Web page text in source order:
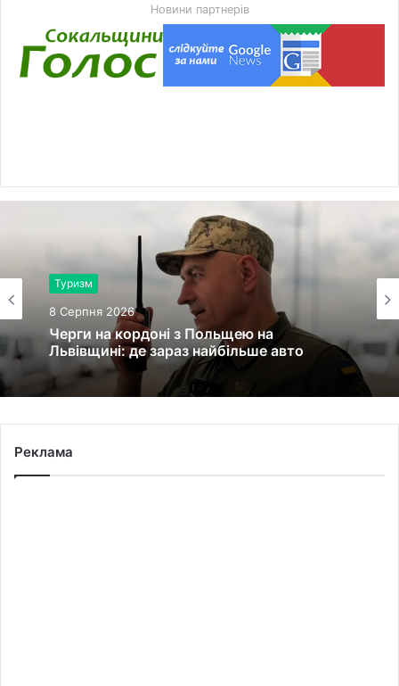
Новини партнерів
Туризм
8 Серпня 2026
Черги на кордоні з Польщею на
Львівщині: де зараз найбільше авто
Реклама